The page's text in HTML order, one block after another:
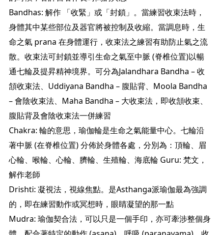
Bandhas: 解作 「收緊」或「封鎖」。當練習收束法時，
身體其中某些部位及器官將被控制及收縮。當調息時，生
命之氣 prana 在身體運行，收束法之練習有助防止氣之流
散。收束法可封鎖並導引生命之氣至中脈 (脊椎位置)以暢
通七輪及提昇精神境界。可分為Jalandhara Bandha – 收
頷收束法、Uddiyana Bandha – 腹貼背、Moola Bandha
– 會陰收束法、Maha Bandha – 大收束法，即收頷收束、
腹貼背及會陰收束法一併練習
Chakra: 輪的意思，瑜伽輪是生命之氣能量中心。七輪沿
著中脈 (在脊椎位置) 分佈於身體各處，分別為：頂輪、眉
心輪、喉輪、心輪、臍輪、生殖輪、海底輪 Guru: 梵文，
解作老師
Drishti: 凝視法，視線焦點。是Asthanga派瑜伽最為強調
的，即在練習動作或冥想時，眼睛凝望的那一點
Mudra: 瑜伽契合法，可以只是一個手印，亦可牽涉整個身